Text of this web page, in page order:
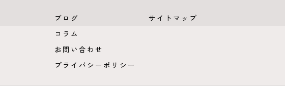
ブログ
コラム
お問い合わせ
プライバシーポリシー
サイトマップ